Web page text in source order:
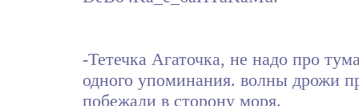
-Тетечка Агаточка, не надо про
одного упоминания. волны дрожи
побежали в сторону моря.